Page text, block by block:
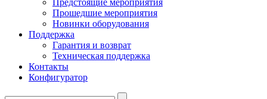
Предстоящие мероприятия
Прошедшие мероприятия
Новинки оборудования
Поддержка
Гарантия и возврат
Техническая поддержка
Контакты
Конфигуратор